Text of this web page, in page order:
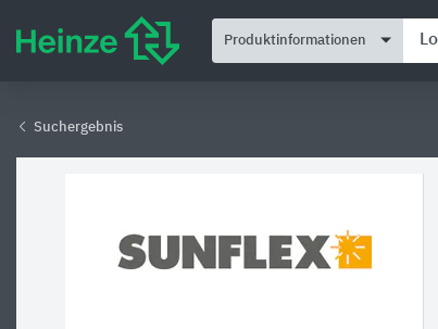
Produktinformationen
Suchergebnis